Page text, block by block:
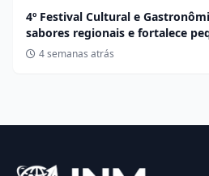
4º Festival Cultural e
sabores regionais e fortalece
4 semanas atrás